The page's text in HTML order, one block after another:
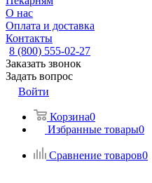
О нас
Оплата и доставка
Контакты
8 (800) 555-02-27
Заказать звонок
Задать вопрос
Войти
Корзина0
Избранные товары0
Сравнение товаров0